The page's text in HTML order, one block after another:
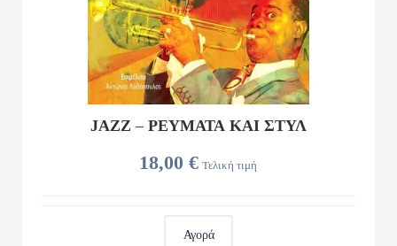
18,00 € Τελική τιμή
JAZZ – ΡΕΥΜΑΤΑ ΚΑΙ ΣΤΥΛ
Αγορά